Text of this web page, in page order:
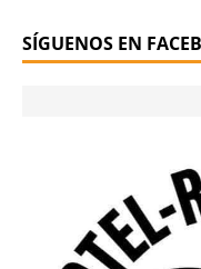
SÍGUENOS EN